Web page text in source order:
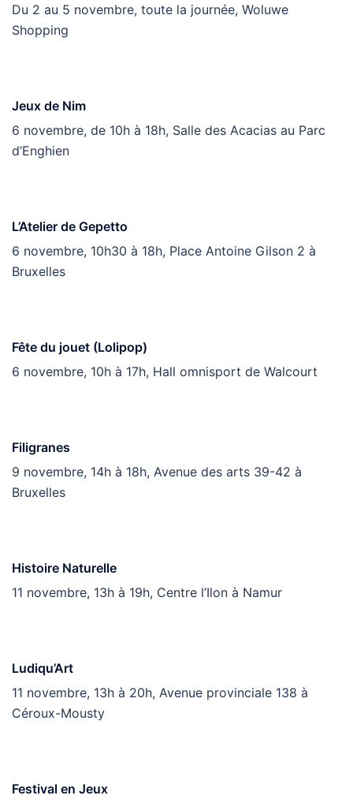
Du 2 au 5 novembre, toute la journée, Woluwe
Shopping
Jeux de Nim
6 novembre, de 10h à 18h, Salle des Acacias au Parc
d’Enghien
L’Atelier de Gepetto
6 novembre, 10h30 à 18h, Place Antoine Gilson 2 à
Bruxelles
Fête du jouet (Lolipop)
6 novembre, 10h à 17h, Hall omnisport de Walcourt
Filigranes
9 novembre, 14h à 18h, Avenue des arts 39-42 à
Bruxelles
Histoire Naturelle
11 novembre, 13h à 19h, Centre l’Ilon à Namur
Ludiqu’Art
11 novembre, 13h à 20h, Avenue provinciale 138 à
Céroux-Mousty
Festival en Jeux